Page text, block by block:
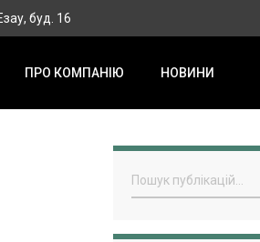
буд. 16
ПРО КОМПАНІЮ НОВИНИ
Пошук